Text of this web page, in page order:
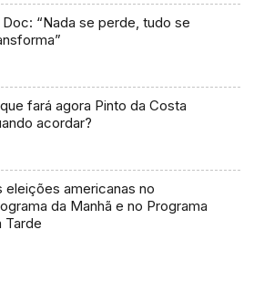
Doc: “Nada se perde, tudo se
fará agora Pinto da Costa
acordar?
eleições americanas no
da Manhã e no Programa
Tarde